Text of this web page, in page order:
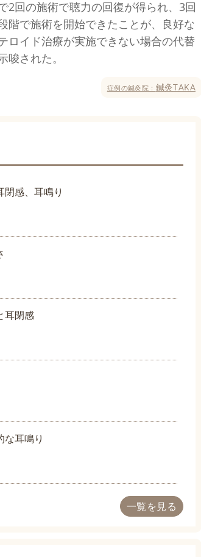
2回の施術で聴力の回復が得られ、3回
階で施術を開始できたことが、良好な
ロイド治療が実施できない場合の代替
された。
症例の鍼灸院： 鍼灸TAKA
感、耳鳴り
耳閉感
耳鳴り
一覧を見る